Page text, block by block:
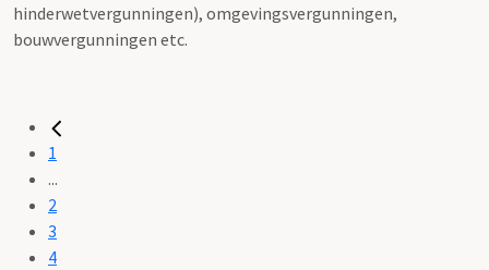
hinderwetvergunningen), omgevingsvergunningen,
bouwvergunningen etc.
1
...
2
3
4